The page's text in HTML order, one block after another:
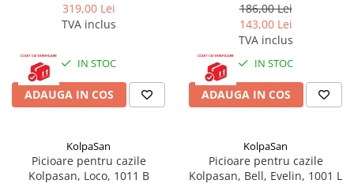
Sifoane si ventile lavoar
Sifoane si ventile cadita dus
Sifoane pardoseala si terasa
Bucatarie
Baterii cu dus extractabil
Baterii clasice
Baterii cu dus extractabil
319,00 Lei
TVA inclus
IN STOC
ADAUGA IN COS
186,00 Lei
143,00 Lei
TVA inclus
IN STOC
ADAUGA IN COS
KolpaSan
Picioare pentru cazile
Kolpasan, Loco, 1011 B
KolpaSan
Picioare pentru cazile
Kolpasan, Bell, Evelin, 1001 L